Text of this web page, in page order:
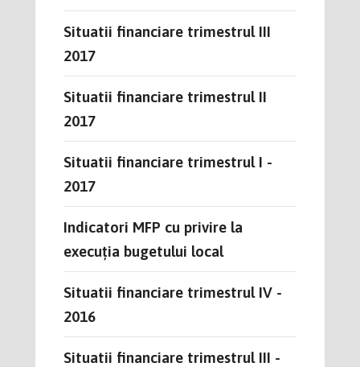
Situatii financiare trimestrul III
2017
Situatii financiare trimestrul II
2017
Situatii financiare trimestrul I -
2017
Indicatori MFP cu privire la
execuția bugetului local
Situatii financiare trimestrul IV -
2016
Situatii financiare trimestrul III -